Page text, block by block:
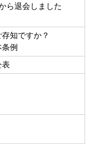
ら退会しました
知ですか？
例